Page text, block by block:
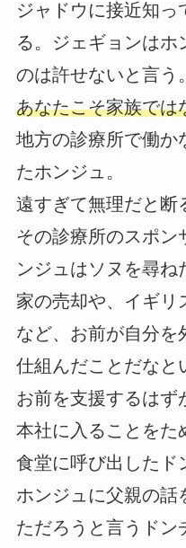
ジャドウに接近知っ
る。ジェギョンはホ
のは許せないと言う。
あなたこそ家族では
地方の診療所で働か
たホンジュ。
遠すぎて無理だと断
その診療所のスポン
ンジュはソヌを尋ね
家の売却や、イギリ
など、お前が自分を
仕組んだことだなと
お前を支援するはず
本社に入ることをた
食堂に呼び出したド
ホンジュに父親の話
ただろうと言うドン